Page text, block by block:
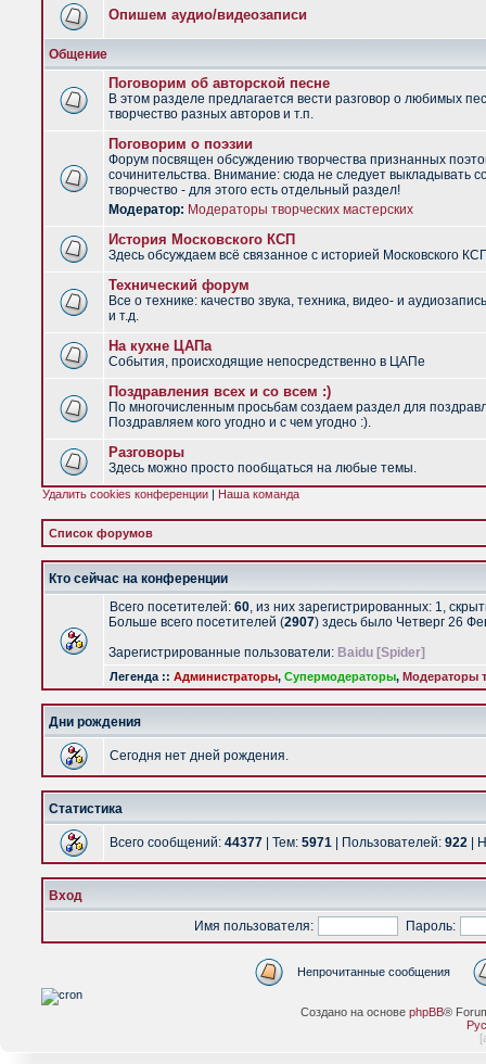
Опишем аудио/видеозаписи
Общение
Поговорим об авторской песне
В этом разделе предлагается вести разговор о любимых
творчество разных авторов и т.п.
Поговорим о поэзии
Форум посвящен обсуждению творчества признанных
сочинительства. Внимание: сюда не следует выкладывать
творчество - для этого есть отдельный раздел!
Модератор: Модераторы творческих мастерских
История Московского КСП
Здесь обсуждаем всё связанное с историей Московского
Технический форум
Все о технике: качество звука, техника, видео- и
и т.д.
На кухне ЦАПа
События, происходящие непосредственно в ЦАПе
Поздравления всех и со всем :)
По многочисленным просьбам создаем раздел для
Поздравляем кого угодно и с чем угодно :).
Разговоры
Здесь можно просто пообщаться на любые темы.
Удалить cookies конференции | Наша команда
Список форумов
Кто сейчас на конференции
Всего посетителей: 60, из них зарегистрированных: 1,
Больше всего посетителей (2907) здесь было Четверг 26
Зарегистрированные пользователи: Baidu [Spider]
Легенда :: Администраторы, Супермодераторы, Модераторы
Дни рождения
Сегодня нет дней рождения.
Статистика
Всего сообщений: 44377 | Тем: 5971 | Пользователей: 922 |
Вход
Имя пользователя:
Пароль:
Непрочитанные сообщения
Создано на основе phpBB®
[